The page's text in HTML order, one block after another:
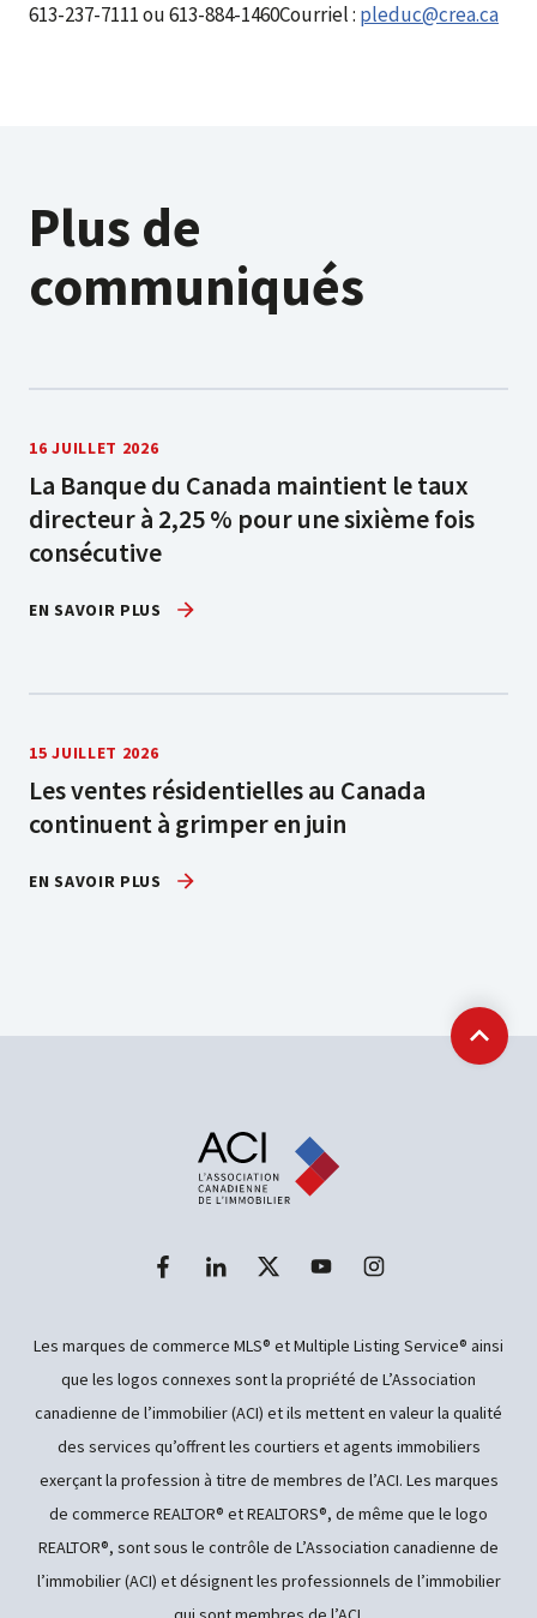
613-237-7111 ou 613-884-1460Courriel : pleduc@crea.ca
Plus de
communiqués
16 JUILLET 2026
La Banque du Canada maintient le taux
directeur à 2,25 % pour une sixième fois
consécutive
EN SAVOIR PLUS
15 JUILLET 2026
Les ventes résidentielles au Canada
continuent à grimper en juin
EN SAVOIR PLUS
Les marques de commerce MLS® et Multiple Listing Service® ainsi
que les logos connexes sont la propriété de L’Association
canadienne de l’immobilier (ACI) et ils mettent en valeur la qualité
des services qu’offrent les courtiers et agents immobiliers
exerçant la profession à titre de membres de l’ACI. Les marques
de commerce REALTOR® et REALTORS®, de même que le logo
REALTOR®, sont sous le contrôle de L’Association canadienne de
l’immobilier (ACI) et désignent les professionnels de l’immobilier